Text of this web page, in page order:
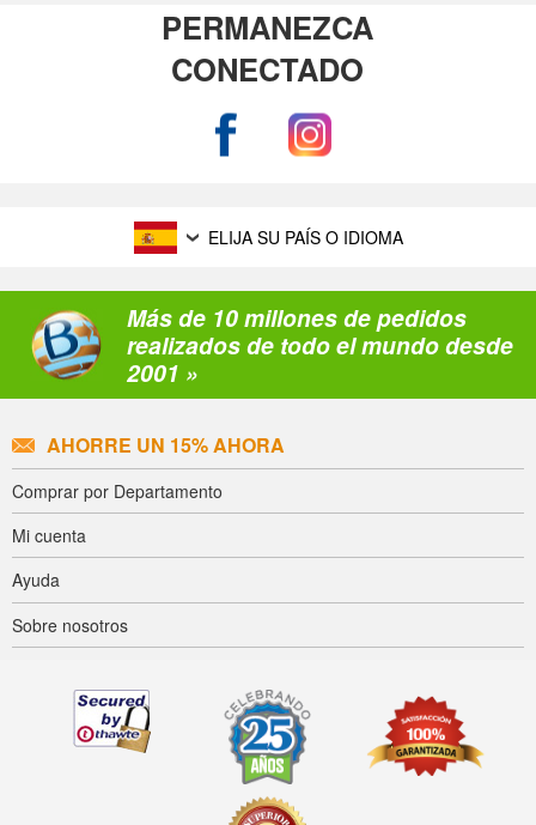
PERMANEZCA
CONECTADO
ELIJA SU PAÍS O IDIOMA
Más de 10 millones de pedidos
realizados de todo el mundo desde
2001 »
AHORRE UN 15% AHORA
Comprar por Departamento
Mi cuenta
Ayuda
Sobre nosotros